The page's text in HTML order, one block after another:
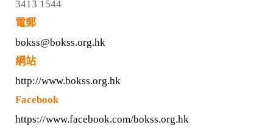
3413 1544
電郵
bokss@bokss.org.hk
網站
http://www.bokss.org.hk
Facebook
https://www.facebook.com/bokss.org.hk